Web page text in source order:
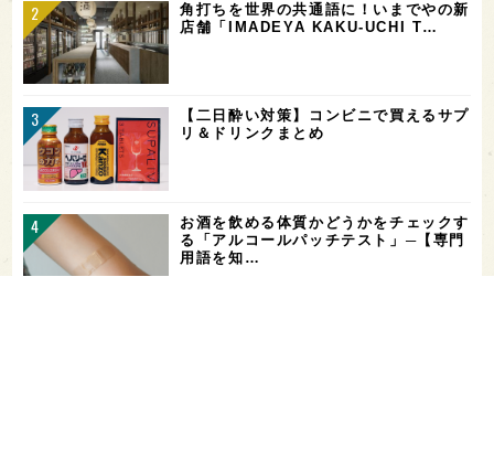
角打ちを世界の共通語に！いまでやの新
店舗「IMADEYA KAKU-UCHI T…
【二日酔い対策】コンビニで買えるサプ
リ＆ドリンクまとめ
お酒を飲める体質かどうかをチェックす
る「アルコールパッチテスト」─【専門
用語を知…